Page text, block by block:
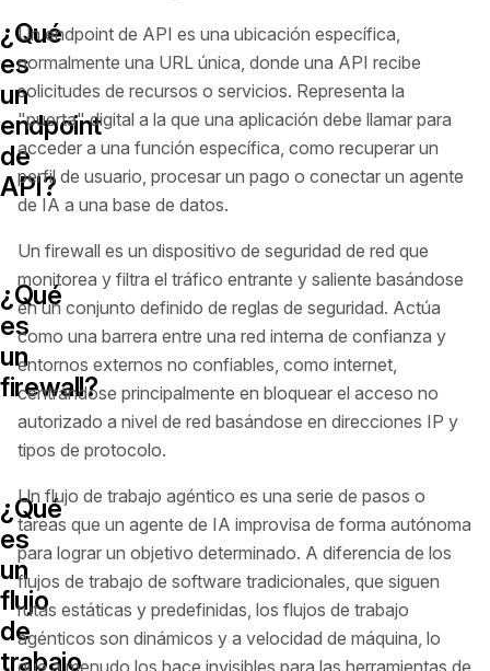
¿Qué
es
un
endpoint
de
API?
Un endpoint de API es una ubicación específica,
normalmente una URL única, donde una API recibe
solicitudes de recursos o servicios. Representa la
"puerta" digital a la que una aplicación debe llamar para
acceder a una función específica, como recuperar un
perfil de usuario, procesar un pago o conectar un agente
de IA a una base de datos.
¿Qué
es
un
firewall?
Un firewall es un dispositivo de seguridad de red que
monitorea y filtra el tráfico entrante y saliente basándose
en un conjunto definido de reglas de seguridad. Actúa
como una barrera entre una red interna de confianza y
entornos externos no confiables, como internet,
centrándose principalmente en bloquear el acceso no
autorizado a nivel de red basándose en direcciones IP y
tipos de protocolo.
¿Qué
es
un
flujo
de
trabajo
Un flujo de trabajo agéntico es una serie de pasos o
tareas que un agente de IA improvisa de forma autónoma
para lograr un objetivo determinado. A diferencia de los
flujos de trabajo de software tradicionales, que siguen
rutas estáticas y predefinidas, los flujos de trabajo
agénticos son dinámicos y a velocidad de máquina, lo
que a menudo los hace invisibles para las herramientas de